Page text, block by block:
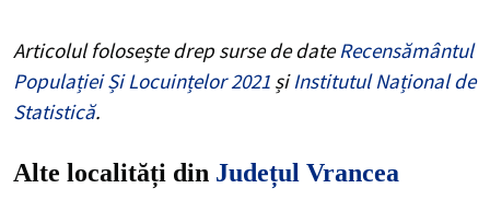
Articolul folosește drep surse de dateRecensământul
Populației Și Locuințelor 2021 șiInstitutul Național de
Statistică.
Alte localități din Județul Vrancea